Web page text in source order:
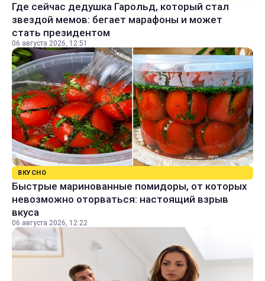
Где сейчас дедушка Гарольд, который стал
звездой мемов: бегает марафоны и может
стать президентом
06 августа 2026, 12:51
ВКУСНО
Быстрые маринованные помидоры, от которых
невозможно оторваться: настоящий взрыв
вкуса
06 августа 2026, 12:22